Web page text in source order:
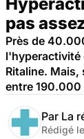
pas
Près de
l'hyperactivité
Ritaline. Mais,
entre
Par La
Rédigé le